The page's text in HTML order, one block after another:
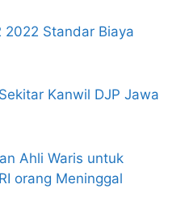
2022 Standar Biaya
Kanwil DJP Jawa
Ahli Waris untuk
orang Meninggal